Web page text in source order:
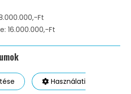
Ft
16.000.000,-Ft
Használati